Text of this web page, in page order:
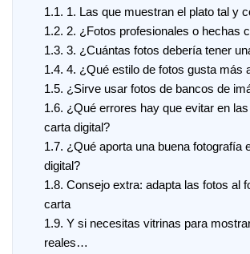
1.1. 1. Las que muestran el plato tal y
1.2. 2. ¿Fotos profesionales o hechas
1.3. 3. ¿Cuántas fotos debería tener
1.4. 4. ¿Qué estilo de fotos gusta más
1.5. ¿Sirve usar fotos de bancos de
1.6. ¿Qué errores hay que evitar en
carta digital?
1.7. ¿Qué aporta una buena fotografía
digital?
1.8. Consejo extra: adapta las fotos al
carta
1.9. Y si necesitas vitrinas para
reales…